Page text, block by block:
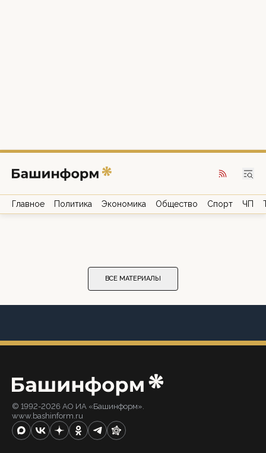
Главное Политика Экономика Общество Спорт ЧП
ВСЕ МАТЕРИАЛЫ
© 1992-2026 АО ИА «Башинформ».
www.bashinform.ru